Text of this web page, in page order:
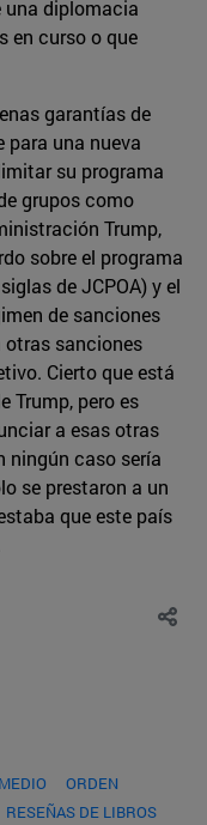
una diplomacia
en curso o que
garantías de
para una nueva
su programa
grupos como
Trump,
sobre el programa
de JCPOA) y el
de sanciones
otras sanciones
Cierto que está
Trump, pero es
a esas otras
ningún caso sería
se prestaron a un
que este país
ORDEN
RESEÑAS DE LIBROS